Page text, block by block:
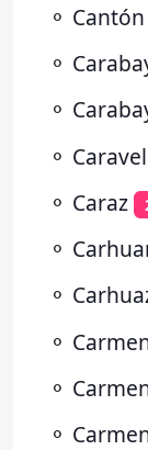
⚬
⚬
⚬
⚬
⚬ Caraz
⚬
⚬
⚬
⚬
⚬